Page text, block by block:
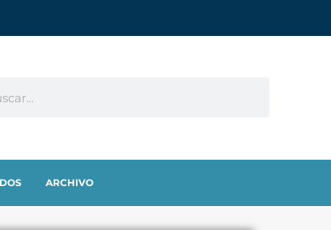
ARCHIVO